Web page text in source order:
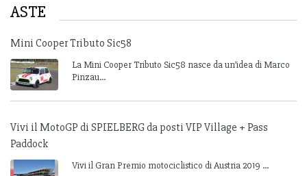
ASTE
Mini Cooper Tributo Sic58
La Mini Cooper Tributo Sic58 nasce da un’idea di Marco
Pinzau...
Vivi il MotoGP di SPIELBERG da posti VIP Village + Pass
Paddock
Vivi il Gran Premio motociclistico di Austria 2019 ...